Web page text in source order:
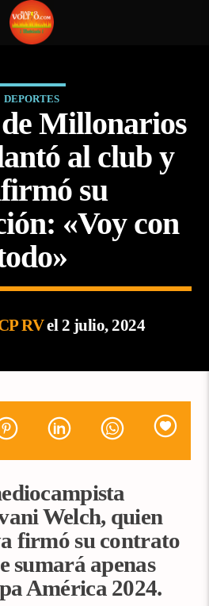
DEPORTES
Millonarios
al club y
su
«Voy con
RVel 2 julio, 2024
Welch, quien
firmó su contrato
sumará apenas
América 2024.